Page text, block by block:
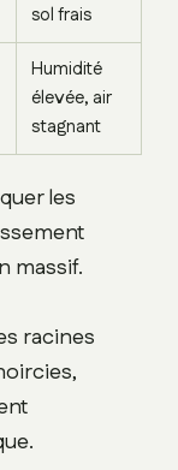
sol frais
Humidité
élevée, air
stagnant
les
massif.
racines